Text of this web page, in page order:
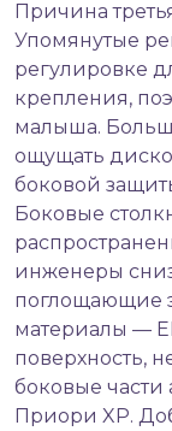
Причина
Упомянутые
регулировке
крепления,
малыша.
ощущать
боковой
Боковые
инженеры
поглощающие
материалы —
поверхность,
боковые части
Приори XP.